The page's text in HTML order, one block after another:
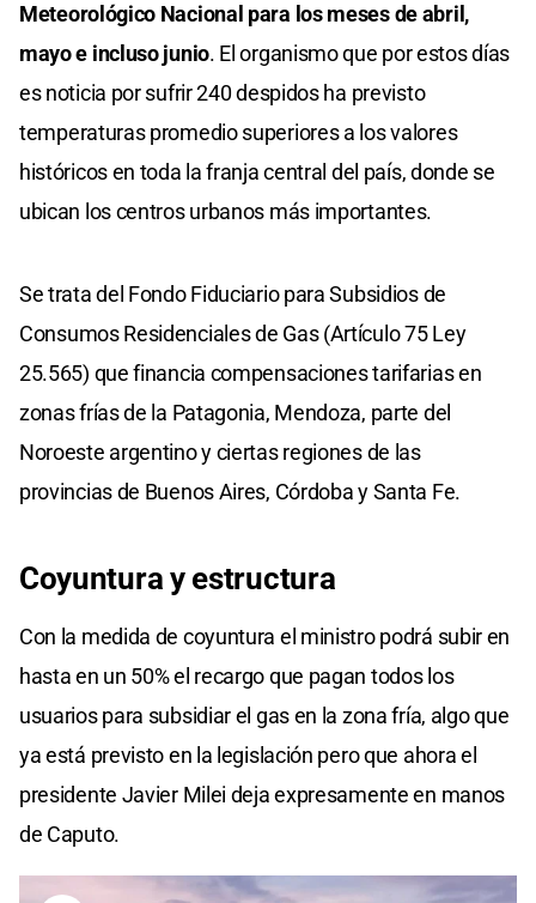
Meteorológico Nacional para los meses de abril,
mayo e incluso junio. El organismo que por estos días
es noticia por sufrir 240 despidos ha previsto
temperaturas promedio superiores a los valores
históricos en toda la franja central del país, donde se
ubican los centros urbanos más importantes.
Se trata del Fondo Fiduciario para Subsidios de
Consumos Residenciales de Gas (Artículo 75 Ley
25.565) que financia compensaciones tarifarias en
zonas frías de la Patagonia, Mendoza, parte del
Noroeste argentino y ciertas regiones de las
provincias de Buenos Aires, Córdoba y Santa Fe.
Coyuntura y estructura
Con la medida de coyuntura el ministro podrá subir en
hasta en un 50% el recargo que pagan todos los
usuarios para subsidiar el gas en la zona fría, algo que
ya está previsto en la legislación pero que ahora el
presidente Javier Milei deja expresamente en manos
de Caputo.